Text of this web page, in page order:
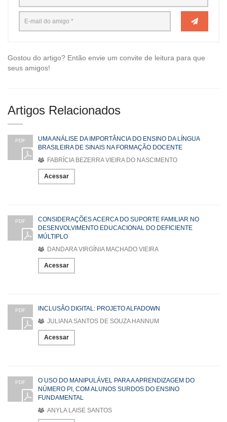
Gostou do artigo? Então envie um convite de leitura para que
seus amigos!
Artigos Relacionados
PDF
UMA ANÁLISE DA IMPORTÂNCIA DO ENSINO DA LÍNGUA
BRASILEIRA DE SINAIS NA FORMAÇÃO DOCENTE
FABRÍCIA BEZERRA VIEIRA DO NASCIMENTO
Acessar
PDF
CONSIDERAÇÕES ACERCA DO SUPORTE FAMILIAR NO
DESENVOLVIMENTO EDUCACIONAL DO DEFICIENTE
MÚLTIPLO
DANDARA VIRGÍNIA MACHADO VIEIRA
Acessar
PDF
INCLUSÃO DIGITAL: PROJETO ALFADOWN
JULIANA SANTOS DE SOUZA HANNUM
Acessar
PDF
O USO DO MANIPULÁVEL PARA A APRENDIZAGEM DO
NÚMERO PI, COM ALUNOS SURDOS DO ENSINO
FUNDAMENTAL
ANYLA LAISE SANTOS